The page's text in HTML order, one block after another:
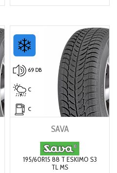
69 DB
C
C
SAVA
195/60R15 88 T ESKIMO S3
TL MS